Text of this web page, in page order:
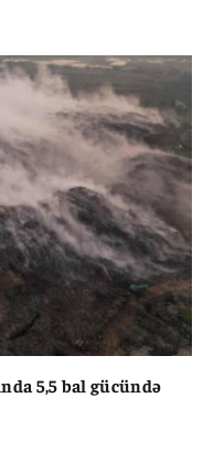
5,5 bal gücündə